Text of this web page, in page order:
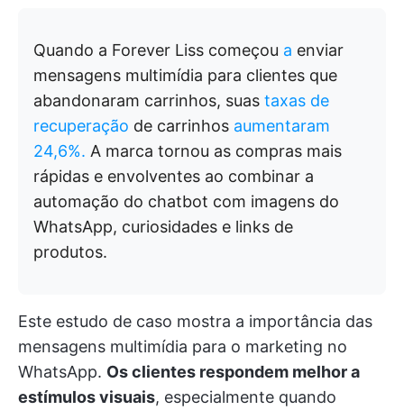
Quando a Forever Liss começou a enviar
mensagens multimídia para clientes que
abandonaram carrinhos, suas taxas de
recuperação de carrinhos aumentaram
24,6%. A marca tornou as compras mais
rápidas e envolventes ao combinar a
automação do chatbot com imagens do
WhatsApp, curiosidades e links de
produtos.
Este estudo de caso mostra a importância das
mensagens multimídia para o marketing no
WhatsApp. Os clientes respondem melhor a
estímulos visuais, especialmente quando